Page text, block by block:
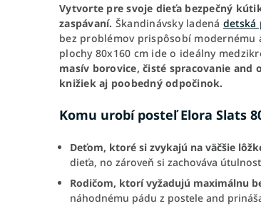
Vytvorte pre svoje dieťa bezpečný
zaspávaní. Škandinávsky ladená detská
bez problémov prispôsobí
plochy 80x160 cm ide o ideálny
masív borovice, čisté spracovanie
knižiek aj poobedný odpočinok.
Komu urobí posteľ Elora Slats
Deťom, ktoré si zvykajú na väčšie
dieťa, no zároveň si zachováva
Rodičom, ktorí vyžadujú maximálnu
náhodnému pádu z postele and